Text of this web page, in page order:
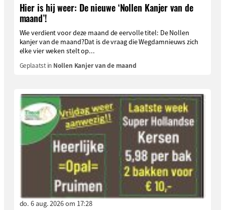
Hier is hij weer: De nieuwe ‘Nollen Kanjer van de
maand’!
Wie verdient voor deze maand de eervolle titel: De Nollen
kanjer van de maand?Dat is de vraag die Wegdamnieuws zich
elke vier weken stelt op...
Geplaatst in Nollen Kanjer van de maand
do. 6 aug. 2026 om 17:28